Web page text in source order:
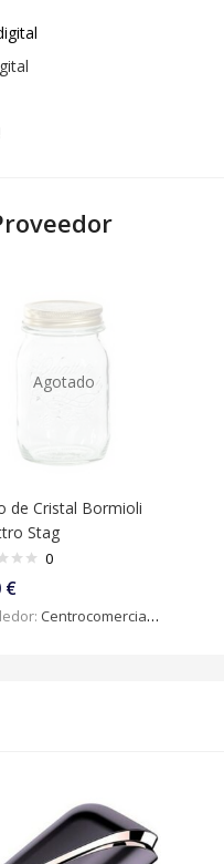
Agotado
de Cristal Bormioli
Stag
0
€
Centrocomercialdigital